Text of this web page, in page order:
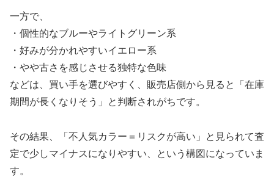
一方で、
・個性的なブルーやライトグリーン系
・好みが分かれやすいイエロー系
・やや古さを感じさせる独特な色味
などは、買い手を選びやすく、販売店側から見ると「在庫
期間が長くなりそう」と判断されがちです。
その結果、「不人気カラー＝リスクが高い」と見られて査
定で少しマイナスになりやすい、という構図になっていま
す。